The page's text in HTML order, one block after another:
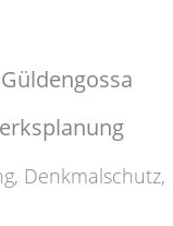
, Denkmalschutz,